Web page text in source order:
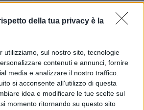
rispetto della tua privacy è la
utilizziamo, sul nostro sito, tecnologie
contenuti e annunci, fornire
media e analizzare il nostro traffico.
si acconsente all'utilizzo di questa
idea e modificare le tue scelte sul
momento ritornando su questo sito
prioritarie. Il Dipartimento
commercio ha dichiarato che
ai tre Paesi di
meglio i rischi, le
delle catene di
essenziali che sono alla base